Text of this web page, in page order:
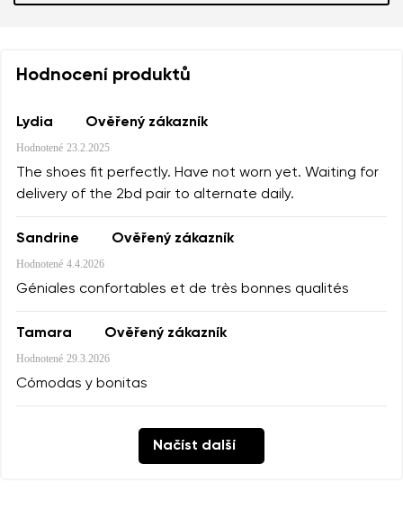
Hodnocení produktů
Lydia Ověřený zákazník
Hodnotené 23.2.2025
The shoes fit perfectly. Have not worn yet. Waiting for
delivery of the 2bd pair to alternate daily.
Sandrine Ověřený zákazník
Hodnotené 4.4.2026
Géniales confortables et de très bonnes qualités
Tamara Ověřený zákazník
Hodnotené 29.3.2026
Cómodas y bonitas
Načíst další